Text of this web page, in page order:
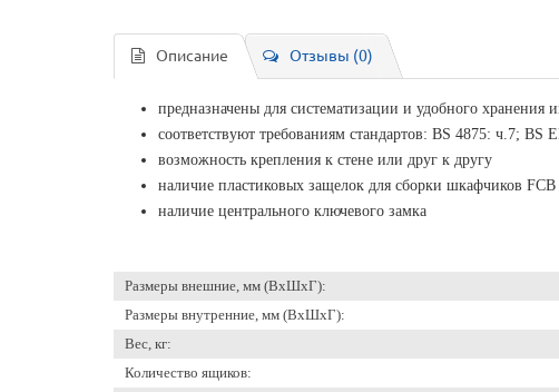
Описание Отзывы (0)
предназначены для систематизации и удобного
соответствуют требованиям стандартов: BS 4875: ч.7;
возможность крепления к стене или друг к другу
наличие пластиковых защелок для сборки шкафчиков FCB
наличие центрального ключевого замка
Размеры внешние, мм (ВхШхГ):
Размеры внутренние, мм (ВхШхГ):
Вес, кг:
Количество ящиков: